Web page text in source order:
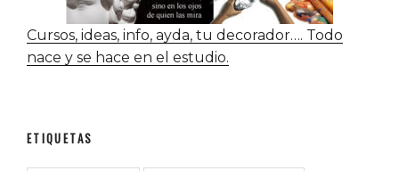
Cursos, ideas, info, ayda, tu decorador…. Todo
nace y se hace en el estudio.
ETIQUETAS